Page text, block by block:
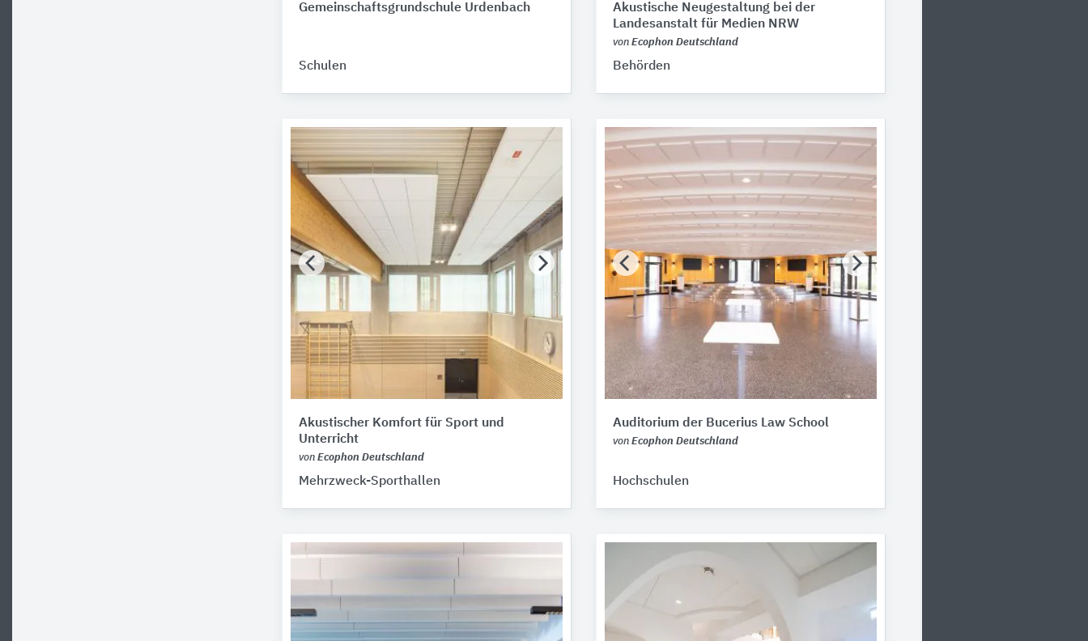
Gemeinschaftsgrundschule Urdenbach
Schulen
Akustische Neugestaltung bei der
Landesanstalt für Medien NRW
von Ecophon Deutschland
Behörden
Akustischer Komfort für Sport und
Unterricht
von Ecophon Deutschland
Mehrzweck-Sporthallen
Auditorium der Bucerius Law School
von Ecophon Deutschland
Hochschulen